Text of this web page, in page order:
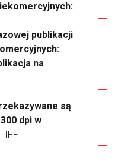
publikacji
na
są
dpi w